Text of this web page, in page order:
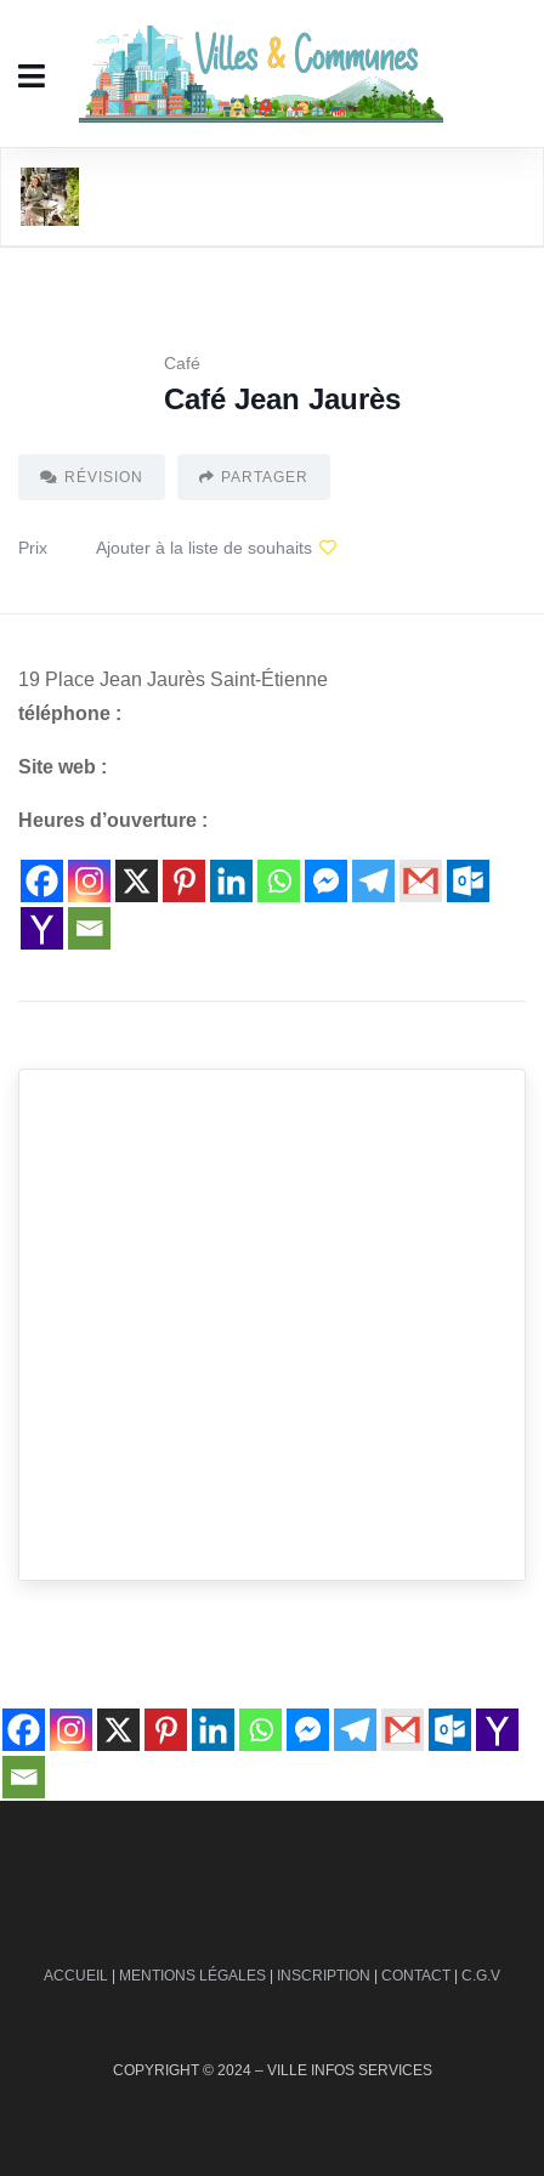
Café
Café Jean Jaurès
RÉVISION PARTAGER
Prix Ajouter à la liste de souhaits
19 Place Jean Jaurès Saint-Étienne
téléphone :
Site web :
Heures d’ouverture :
ACCUEIL | MENTIONS LÉGALES | INSCRIPTION | CONTACT | C.G.V
COPYRIGHT © 2024 – VILLE INFOS SERVICES